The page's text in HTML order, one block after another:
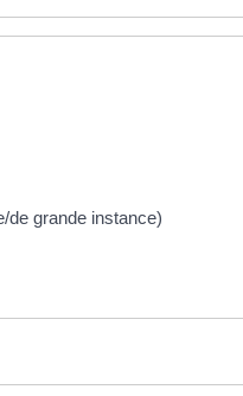
de grande instance)